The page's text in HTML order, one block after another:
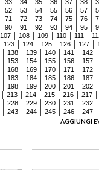
33 34 35 36 37 38
52 53 54 55 56 57
71 72 73 74 75 76
90 91 92 93 94 95
107 108 109 110 111
123 124 125 126 127
138 139 140 141
142
153 154 155 156
157
168 169 170 171
172
183 184 185 186
187
198 199 200 201
202
213 214 215 216
217
228 229 230 231
232
243 244 245 246
247
AGGIUNGI